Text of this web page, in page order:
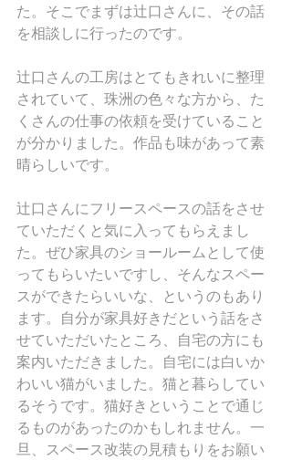
た。そこでまずは辻口さんに、その話
を相談しに行ったのです。
辻口さんの工房はとてもきれいに整理
されていて、珠洲の色々な方から、た
くさんの仕事の依頼を受けていること
が分かりました。作品も味があって素
晴らしいです。
辻口さんにフリースペースの話をさせ
ていただくと気に入ってもらえまし
た。ぜひ家具のショールームとして使
ってもらいたいですし、そんなスペー
スができたらいいな、というのもあり
ます。自分が家具好きだという話をさ
せていただいたところ、自宅の方にも
案内いただきました。自宅には白いか
わいい猫がいました。猫と暮らしてい
るそうです。猫好きということで通じ
るものがあったのかもしれません。一
旦、スペース改装の見積もりをお願い